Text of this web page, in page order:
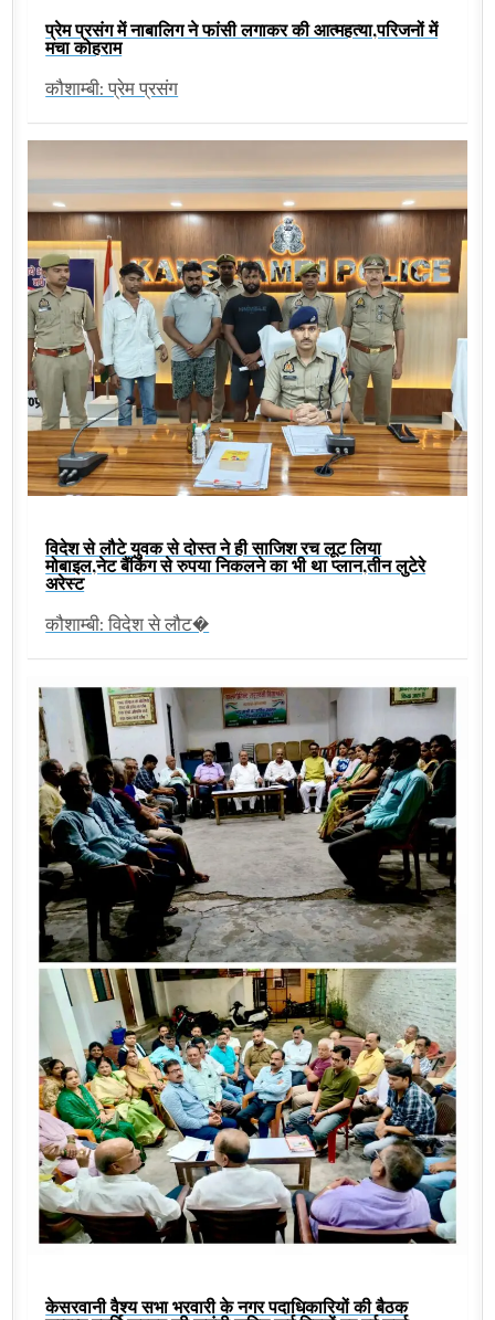
प्रेम प्रसंग में नाबालिग ने फांसी लगाकर की आत्महत्या,परिजनों में
मचा कोहराम
कौशाम्बी: प्रेम प्रसंग
विदेश से लौटे युवक से दोस्त ने ही साजिश रच लूट लिया
मोबाइल,नेट बैंकिंग से रुपया निकलने का भी था प्लान,तीन लुटेरे
अरेस्ट
कौशाम्बी: विदेश से लौट�
केसरवानी वैश्य सभा भरवारी के नगर पदाधिकारियों की बैठक